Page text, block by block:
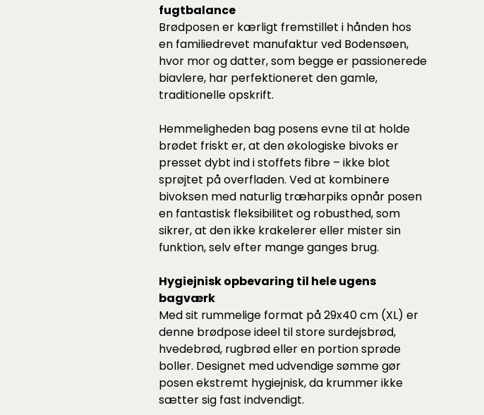
fugtbalance
Brødposen er kærligt fremstillet i hånden hos
en familiedrevet manufaktur ved Bodensøen,
hvor mor og datter, som begge er passionerede
biavlere, har perfektioneret den gamle,
traditionelle opskrift.
Hemmeligheden bag posens evne til at holde
brødet friskt er, at den økologiske bivoks er
presset dybt ind i stoffets fibre – ikke blot
sprøjtet på overfladen. Ved at kombinere
bivoksen med naturlig træharpiks opnår posen
en fantastisk fleksibilitet og robusthed, som
sikrer, at den ikke krakelerer eller mister sin
funktion, selv efter mange ganges brug.
Hygiejnisk opbevaring til hele ugens
bagværk
Med sit rummelige format på 29x40 cm (XL) er
denne brødpose ideel til store surdejsbrød,
hvedebrød, rugbrød eller en portion sprøde
boller. Designet med udvendige sømme gør
posen ekstremt hygiejnisk, da krummer ikke
sætter sig fast indvendigt.